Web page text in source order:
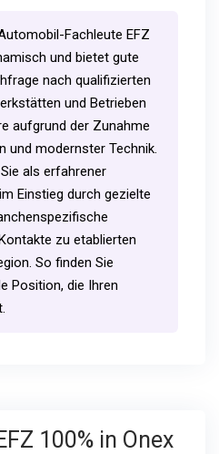
Fachleute EFZ
und bietet gute
nach qualifizierten
und Betrieben
aufgrund der Zunahme
und modernster Technik.
als erfahrener
Einstieg durch gezielte
zu etablierten
So finden Sie
Position, die Ihren
100% in Onex